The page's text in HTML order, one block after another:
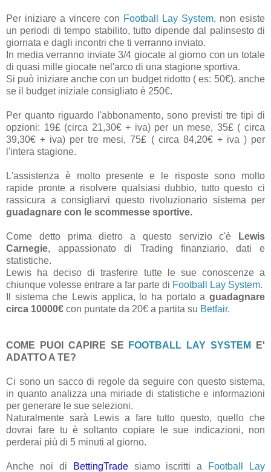
Per iniziare a vincere con Football Lay System, non esiste
un periodi di tempo stabilito, tutto dipende dal palinsesto di
giornata e dagli incontri che ti verranno inviato.
In media verranno inviate 3/4 giocate al giorno con un totale
di quasi mille giocate nel'arco di una stagione sportiva.
Si può iniziare anche con un budget ridotto ( es: 50€), anche
se il budget iniziale consigliato è 250€.
Per quanto riguardo l'abbonamento, sono previsti tre tipi di
opzioni: 19£ (circa 21,30€ + iva) per un mese, 35£ ( circa
39,30€ + iva) per tre mesi, 75£ ( circa 84,20€ + iva ) per
l'intera stagione.
L'assistenza è molto presente e le risposte sono molto
rapide pronte a risolvere qualsiasi dubbio, tutto questo ci
rassicura a consigliarvi questo rivoluzionario sistema per
guadagnare con le scommesse sportive.
Come detto prima dietro a questo servizio c'è
Lewis
Carnegie, appassionato di Trading finanziario, dati e
statistiche.
Lewis ha deciso di trasferire tutte le sue conoscenze a
chiunque volesse entrare a far parte di Football Lay System.
Il sistema che Lewis applica, lo ha portato a guadagnare
circa 10000€ con puntate da 20€ a partita su Betfair.
COME PUOI CAPIRE SE FOOTBALL LAY SYSTEM
E'
ADATTO A TE?
Ci sono un sacco di regole da seguire con questo sistema,
in quanto analizza una miriade di statistiche e informazioni
per generare le sue selezioni.
Naturalmente sarà Lewis a fare tutto questo, quello che
dovrai fare tu è soltanto copiare le sue indicazioni, non
perderai più di 5 minuti al giorno.
Anche noi di BettingTradesiamo iscritti a Football Lay